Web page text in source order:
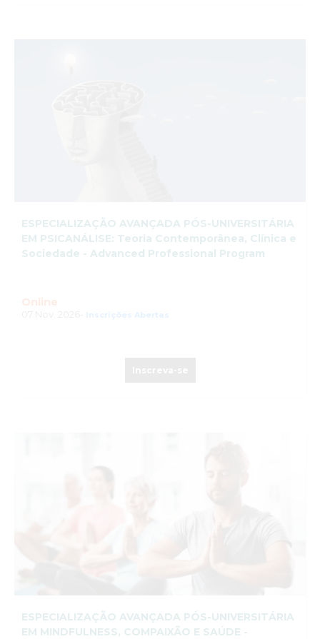
ESPECIALIZAÇÃO AVANÇADA PÓS-UNIVERSITÁRIA
EM PSICANÁLISE: Teoria Contemporânea, Clínica e
Sociedade - Advanced Professional Program
Online
Inscrições Abertas
ESPECIALIZAÇÃO AVANÇADA PÓS-UNIVERSITÁRIA
EM MINDFULNESS, COMPAIXÃO E SAÚDE -